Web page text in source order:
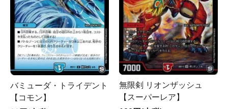
バミューダ・トライデント
【コモン】
無限剣 リオンザッシュ
【スーパーレア】